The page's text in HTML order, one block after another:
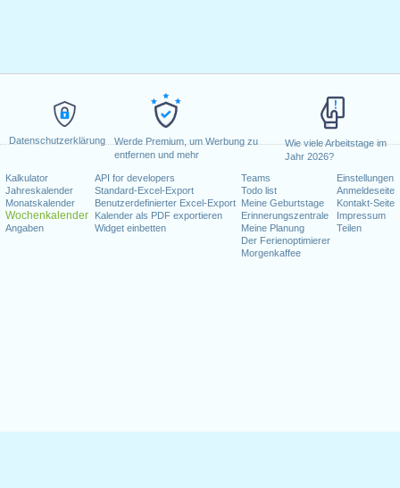
Datenschutzerklärung
Werde Premium, um Werbung zu
entfernen und mehr
Wie viele Arbeitstage im
Jahr 2026?
Kalkulator
Jahreskalender
Monatskalender
Wochenkalender
Angaben
API for developers
Standard-Excel-Export
Benutzerdefinierter Excel-Export
Kalender als PDF exportieren
Widget einbetten
Teams
Todo list
Meine Geburtstage
Erinnerungszentrale
Meine Planung
Der Ferienoptimierer
Morgenkaffee
Einstellungen
Anmeldeseite
Kontakt-Seite
Impressum
Teilen